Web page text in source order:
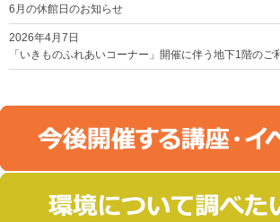
6月の休館日のお知らせ
2026年4月7日
「いきものふれあいコーナー」開催に伴う地下1階のご